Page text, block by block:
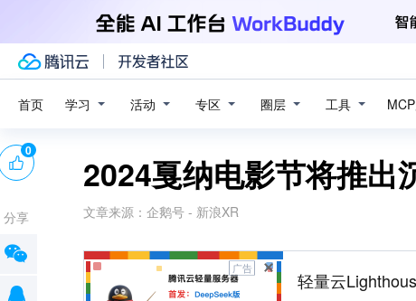
首页 学习 活动 专区 圈层 工具
2024戛纳电影节将推出
文章来源： 企鹅号 - 新浪XR
广告
轻量云
0
分享